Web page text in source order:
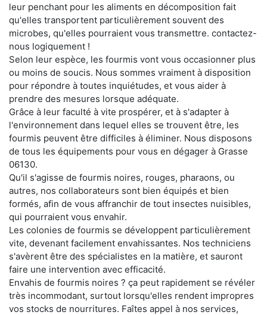
leur penchant pour les aliments en décomposition fait
qu'elles transportent particulièrement souvent des
microbes, qu'elles pourraient vous transmettre. contactez-
nous logiquement !
Selon leur espèce, les fourmis vont vous occasionner plus
ou moins de soucis. Nous sommes vraiment à disposition
pour répondre à toutes inquiétudes, et vous aider à
prendre des mesures lorsque adéquate.
Grâce à leur faculté à vite prospérer, et à s'adapter à
l'environnement dans lequel elles se trouvent être, les
fourmis peuvent être difficiles à éliminer. Nous disposons
de tous les équipements pour vous en dégager à Grasse
06130.
Qu'il s'agisse de fourmis noires, rouges, pharaons, ou
autres, nos collaborateurs sont bien équipés et bien
formés, afin de vous affranchir de tout insectes nuisibles,
qui pourraient vous envahir.
Les colonies de fourmis se développent particulièrement
vite, devenant facilement envahissantes. Nos techniciens
s'avèrent être des spécialistes en la matière, et sauront
faire une intervention avec efficacité.
Envahis de fourmis noires ? ça peut rapidement se révéler
très incommodant, surtout lorsqu'elles rendent impropres
vos stocks de nourritures. Faîtes appel à nos services,